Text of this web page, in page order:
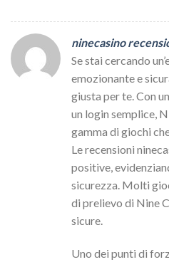
ninecasino
Se stai cercando
emozionante e
giusta per te. Con
un login semplice,
gamma di giochi
Le recensioni
positive,
sicurezza. Molti
di prelievo di Nine
sicure.
Uno dei punti di